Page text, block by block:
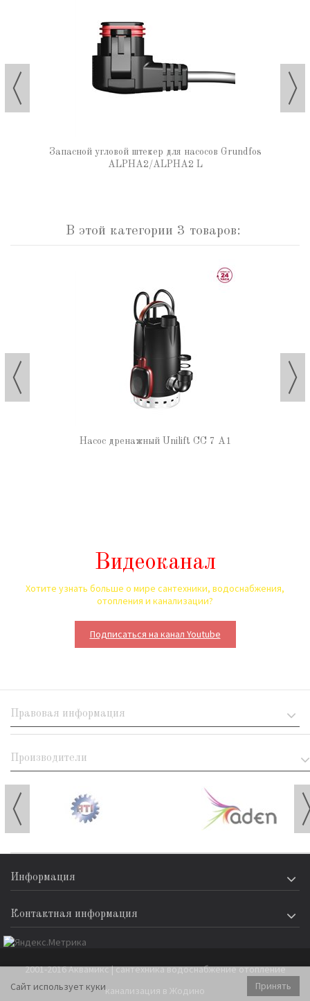
Запасной угловой штекер для насосов Grundfos
ALPHA2/ALPHA2 L
В этой категории 3 товаров:
Насос дренажный Unilift CC 7 A1
Видеоканал
Хотите узнать больше о мире сантехники, водоснабжения,
отопления и канализации?
Подписаться на канал Youtube
Правовая информация
Производители
Информация
Контактная информация
2001-2016 Аквамикс | сантехника водоснабжение отопление
канализация в Жодино
Принять
Сайт использует куки